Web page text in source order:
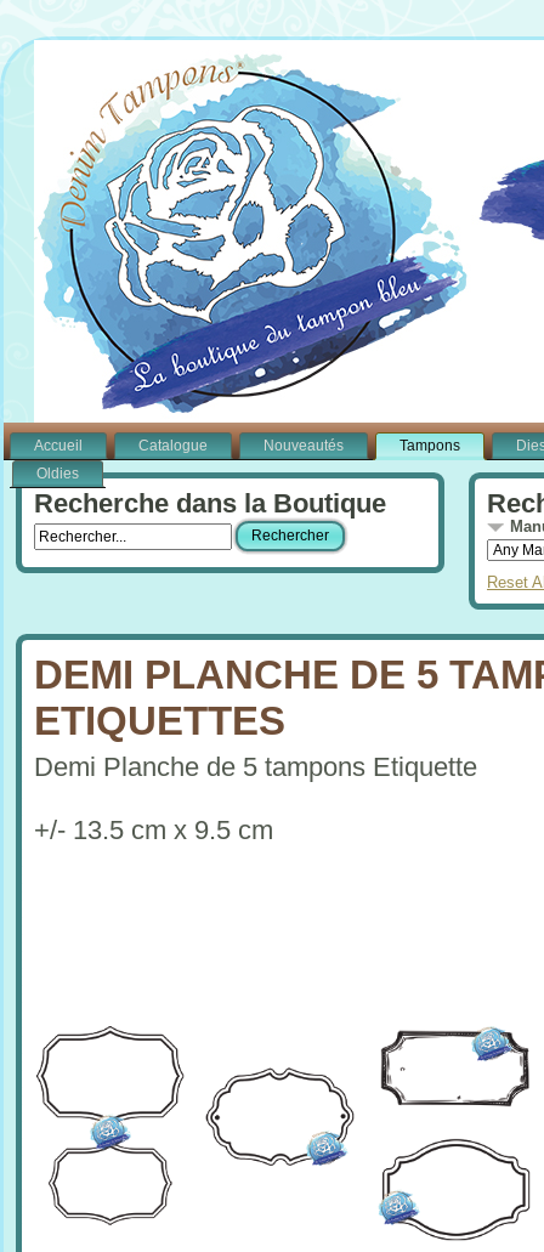
Accueil Catalogue Nouveautés Tampons
Oldies
Recherche dans la Boutique
Reset
DEMI PLANCHE DE 5
ETIQUETTES
Demi Planche de 5 tampons Etiquette
+/- 13.5 cm x 9.5 cm